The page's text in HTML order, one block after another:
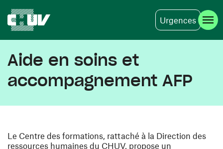
Urgences
Aide en soins et
accompagnement AFP
Le Centre des formations, rattaché à la Direction des
ressources humaines du CHUV, propose un